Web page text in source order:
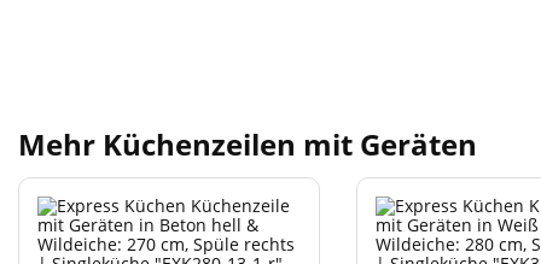
Mehr Küchenzeilen mit Geräten